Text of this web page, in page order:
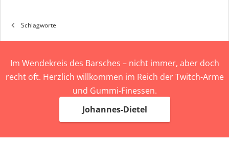
Schlagworte
Im Wendekreis des Barsches – nicht immer, aber doch
recht oft. Herzlich willkommen im Reich der Twitch-Arme
und Gummi-Finessen.
Johannes-Dietel